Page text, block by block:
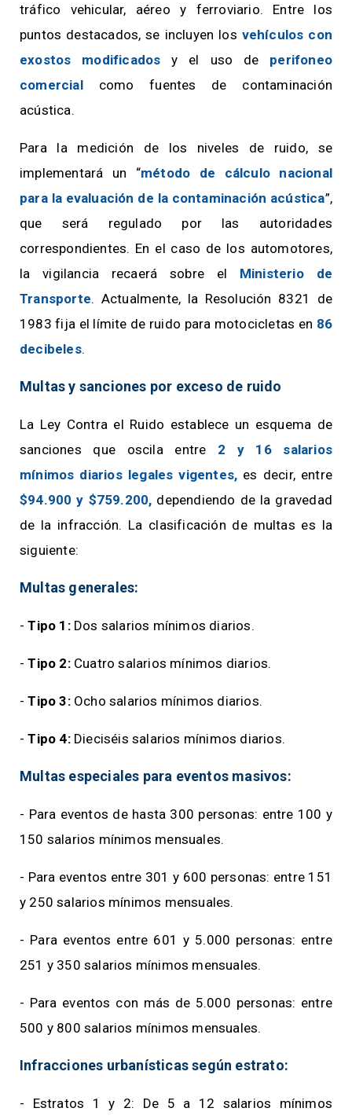
tráfico vehicular, aéreo y ferroviario. Entre los
puntos destacados, se incluyen los vehículos con
exostos modificados y el uso de perifoneo
comercialcomo fuentes de contaminación
acústica.
Para la medición de los niveles de ruido, se
implementará un “método de cálculo nacional
para la evaluación de la contaminación acústica”,
que será regulado por las autoridades
correspondientes. En el caso de los automotores,
la vigilancia recaerá sobre el Ministerio de
Transporte. Actualmente, la Resolución 8321 de
1983 fija el límite de ruido para motocicletas en 86
decibeles.
Multas y sanciones por exceso de ruido
La Ley Contra el Ruido establece un esquema de
sanciones que oscila entre 2 y 16 salarios
mínimos diarios legales vigentes, es decir, entre
$94.900 y $759.200, dependiendo de la gravedad
de la infracción. La clasificación de multas es la
siguiente:
Multas generales:
-Tipo 1:Dos salarios mínimos diarios.
-Tipo 2: Cuatro salarios mínimos diarios.
-Tipo 3:Ocho salarios mínimos diarios.
-Tipo 4:Dieciséis salarios mínimos diarios.
Multas especiales para eventos masivos:
- Para eventos de hasta 300 personas: entre 100 y
150 salarios mínimos mensuales.
- Para eventos entre 301 y 600 personas: entre 151
y 250 salarios mínimos mensuales.
- Para eventos entre 601 y 5.000 personas: entre
251 y 350 salarios mínimos mensuales.
- Para eventos con más de 5.000 personas: entre
500 y 800 salarios mínimos mensuales.
Infracciones urbanísticas según estrato:
- Estratos 1 y 2: De 5 a 12 salarios mínimos